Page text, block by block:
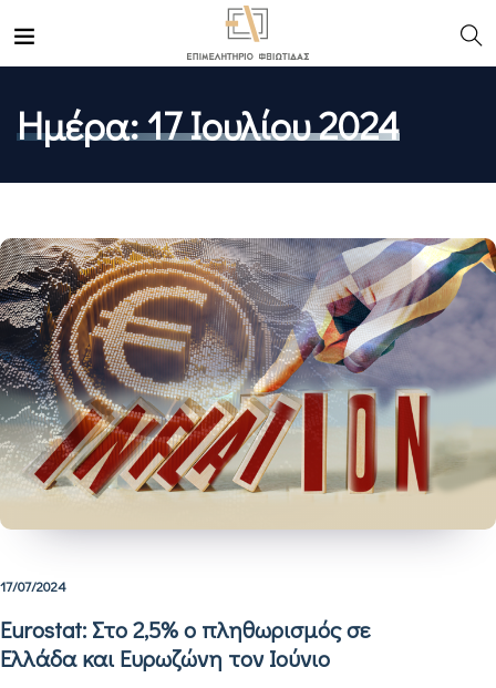
Ημέρα:17 Ιουλίου 2024
17/07/2024
Eurostat: Στο 2,5% ο πληθωρισμός σε
Ελλάδα και Eυρωζώνη τον Ιούνιο